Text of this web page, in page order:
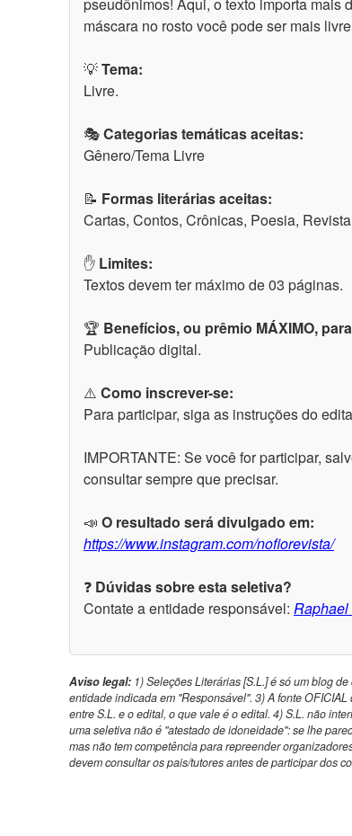
máscara no rosto você pode ser mais
💡Tema:
Livre.
🎭Categorias temáticas aceitas:
Gênero/Tema Livre
📝 Formas literárias aceitas:
Cartas, Contos, Crônicas, Poesia, Revista
✋ Limites:
Textos devem ter máximo de 03 páginas.
🏆 Benefícios, ou prêmio MÁXIMO,
Publicação digital.
⚠️ Como inscrever-se:
Para participar, siga as instruções do
IMPORTANTE: Se você for participar,
consultar sempre que precisar.
📣 O resultado será divulgado em:
https://www.instagram.com/nofiorevista/
❓ Dúvidas sobre esta seletiva?
Contate a entidade responsável:
Aviso legal: 1) Seleções Literárias [S.L.] é só um blog
entidade indicada em "Responsável". 3) A fonte
entre S.L. e o edital, o que vale é o edital. 4) S.L. não
uma seletiva não é "atestado de idoneidade": se lhe
mas não tem competência para repreender
devem consultar os pais/tutores antes de participar dos